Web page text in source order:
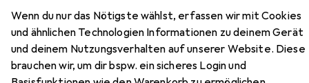
Wenn du nur das Nötigste wählst, erfassen wir mit Cookies
und ähnlichen Technologien Informationen zu deinem Gerät
und deinem Nutzungsverhalten auf unserer Website. Diese
brauchen wir, um dir bspw. ein sicheres Login und
EUR
99,95
TitanwolfTastatur, Maus- und
Mauspad Spar Set, Mechanisches
Keyboard, Mouse & Mausmatte
Gaming Bundle
DE, Kabelgebunden